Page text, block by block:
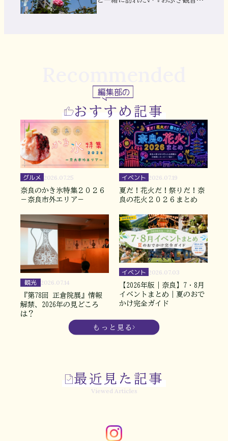
編集部の
おすすめ記事
グルメ 2026.07.25
奈良のかき氷特集２０２６
－奈良市外エリア－
イベント 2026.07.19
夏だ！花火だ！祭りだ！奈
良の花火２０２６まとめ
観光 2026.07.14
『第78回 正倉院展』情報
解禁、2026年の見どころ
は？
イベント 2026.07.03
【2026年版｜奈良】7・8月
イベントまとめ｜夏のおで
かけ完全ガイド
もっと見る
最近見た記事
Viewed Articles